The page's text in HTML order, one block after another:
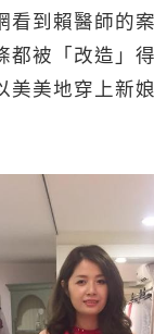
看到賴醫師的
都被「改造」得
美美地穿上新